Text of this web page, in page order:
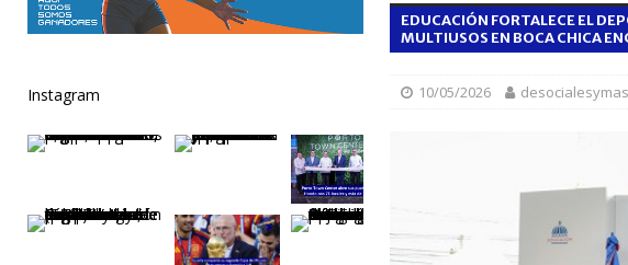
[ 06/08/2026 ] Becas internacionales benefician a 1,500 jóvenes
nacional
NACIONALES
Lactancia materna fortalece la salud del bebé y la
[ 05/08/2026 ] TRAE incorpora 29 autobuses para ampliar el transporte
NACIONALES
EDUCACIÓN FORTALECE EL
MULTIUSOS EN BOCA CHICA
10/05/2026
Instagram